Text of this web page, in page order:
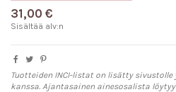
31,00 €
Sisältää alv:n
Tuotteiden INCI-listat on lisätty
kanssa. Ajantasainen ainesosalista